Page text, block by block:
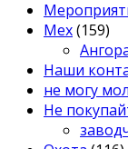
Мех(159)
Наши
не могу
Не